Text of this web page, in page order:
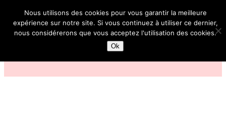
Nous utilisons des cookies pour vous garantir la meilleure
expérience sur notre site. Si vous continuez à utiliser ce dernier,
nous considérerons que vous acceptez l'utilisation des cookies.
Ok